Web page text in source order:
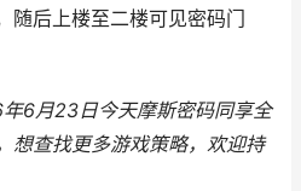
随后上楼至二楼可见密码门
6月23日今天摩斯密码同享全
想查找更多游戏策略，欢迎持